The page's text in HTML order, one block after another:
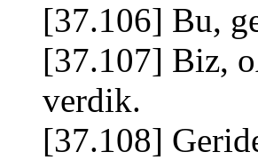
[37.106] Bu,
[37.107] Biz,
verdik.
[37.108]